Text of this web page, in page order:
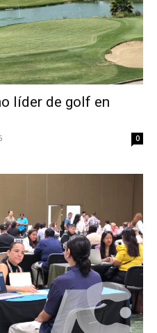
líder de golf en
0